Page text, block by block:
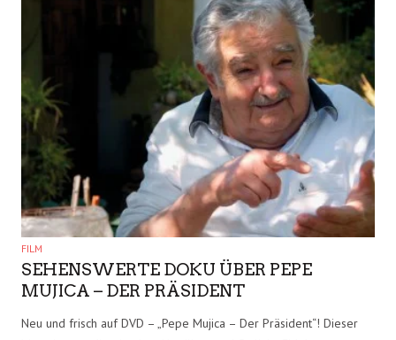
ART
WELTWEIT EINZIGARTIG – KLUBHAUS-
MEDIEN-LEUCHTTURM
Reeperbahnfestival-Light – Nach der großen Eröffnung des
Triples, nämlich des Schmidtchen´s vor einigen Wochen, wurde
pünktlich zum Start des zehnten..
24 SEP. 1